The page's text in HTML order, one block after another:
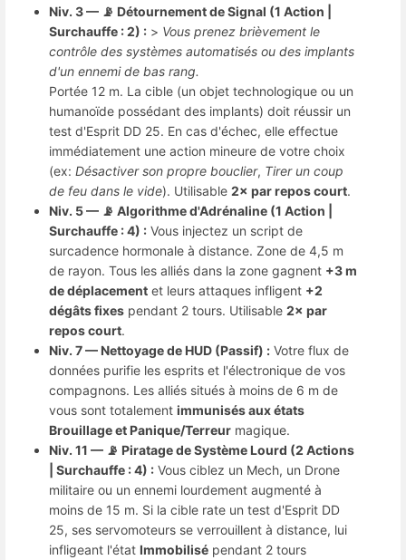
Niv. 3 — 📡 Détournement de Signal (1 Action |
Surchauffe : 2) : > Vous prenez brièvement le
contrôle des systèmes automatisés ou des implants
d'un ennemi de bas rang.
Portée 12 m. La cible (un objet technologique ou un
humanoïde possédant des implants) doit réussir un
test d'Esprit DD 25. En cas d'échec, elle effectue
immédiatement une action mineure de votre choix
(ex: Désactiver son propre bouclier, Tirer un coup
de feu dans le vide). Utilisable 2× par repos court.
Niv. 5 — 📡 Algorithme d'Adrénaline (1 Action |
Surchauffe : 4) : Vous injectez un script de
surcadence hormonale à distance. Zone de 4,5 m
de rayon. Tous les alliés dans la zone gagnent +3 m
de déplacement et leurs attaques infligent +2
dégâts fixes pendant 2 tours. Utilisable 2× par
repos court.
Niv. 7 — Nettoyage de HUD (Passif) : Votre flux de
données purifie les esprits et l'électronique de vos
compagnons. Les alliés situés à moins de 6 m de
vous sont totalement immunisés aux états
Brouillage et Panique/Terreur magique.
Niv. 11 — 📡 Piratage de Système Lourd (2 Actions
| Surchauffe : 4) : Vous ciblez un Mech, un Drone
militaire ou un ennemi lourdement augmenté à
moins de 15 m. Si la cible rate un test d'Esprit DD
25, ses servomoteurs se verrouillent à distance, lui
infligeant l'état Immobilisé pendant 2 tours